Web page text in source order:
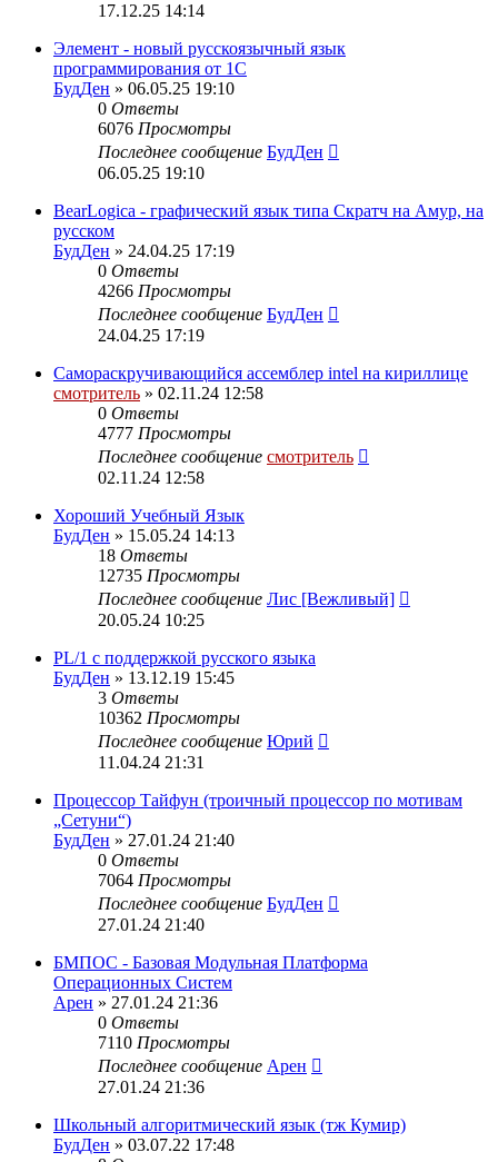
17.12.25 14:14
Элемент - новый русскоязычный язык
программирования от 1С
БудДен » 06.05.25 19:10
0 Ответы
6076 Просмотры
Последнее сообщение БудДен
06.05.25 19:10
BearLogica - графический язык типа Скратч на Амур, на
русском
БудДен » 24.04.25 17:19
0 Ответы
4266 Просмотры
Последнее сообщение БудДен
24.04.25 17:19
Самораскручивающийся ассемблер intel на кириллице
смотритель » 02.11.24 12:58
0 Ответы
4777 Просмотры
Последнее сообщение смотритель
02.11.24 12:58
Хороший Учебный Язык
БудДен » 15.05.24 14:13
18 Ответы
12735 Просмотры
Последнее сообщение Лис [Вежливый]
20.05.24 10:25
PL/1 с поддержкой русского языка
БудДен » 13.12.19 15:45
3 Ответы
10362 Просмотры
Последнее сообщение Юрий
11.04.24 21:31
Процессор Тайфун (троичный процессор по мотивам
„Сетуни“)
БудДен » 27.01.24 21:40
0 Ответы
7064 Просмотры
Последнее сообщение БудДен
27.01.24 21:40
БМПОС - Базовая Модульная Платформа
Операционных Систем
Арен » 27.01.24 21:36
0 Ответы
7110 Просмотры
Последнее сообщение Арен
27.01.24 21:36
Школьный алгоритмический язык (тж Кумир)
БудДен » 03.07.22 17:48